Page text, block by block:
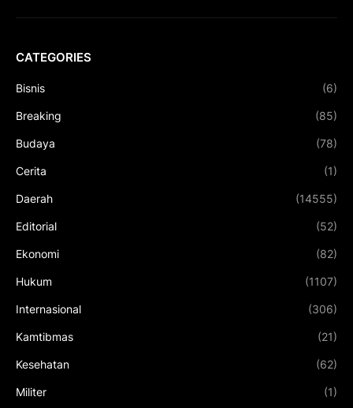
CATEGORIES
Bisnis (6)
Breaking (85)
Budaya (78)
Cerita (1)
Daerah (14555)
Editorial (52)
Ekonomi (82)
Hukum (1107)
Internasional (306)
Kamtibmas (21)
Kesehatan (62)
Militer (1)